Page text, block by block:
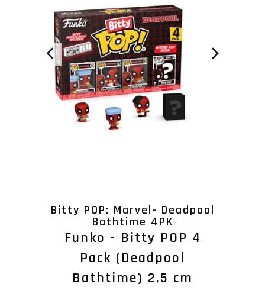
Bitty POP: Marvel- Deadpool
Bathtime 4PK
Funko - Bitty POP 4
Pack (Deadpool
Bathtime) 2,5 cm